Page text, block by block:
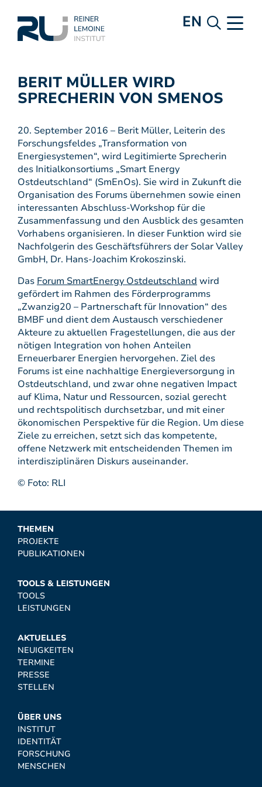
EN
BERIT MÜLLER WIRD
SPRECHERIN VON SMENOS
20. September 2016 – Berit Müller, Leiterin des
Forschungsfeldes „Transformation von
Energiesystemen“, wird Legitimierte Sprecherin
des Initialkonsortiums „Smart Energy
Ostdeutschland“ (SmEnOs). Sie wird in Zukunft die
Organisation des Forums übernehmen sowie einen
interessanten Abschluss-Workshop für die
Zusammenfassung und den Ausblick des gesamten
Vorhabens organisieren. In dieser Funktion wird sie
Nachfolgerin des Geschäftsführers der Solar Valley
GmbH, Dr. Hans-Joachim Krokoszinski.
Das Forum SmartEnergy Ostdeutschland wird
gefördert im Rahmen des Förderprogramms
„Zwanzig20 – Partnerschaft für Innovation“ des
BMBF und dient dem Austausch verschiedener
Akteure zu aktuellen Fragestellungen, die aus der
nötigen Integration von hohen Anteilen
Erneuerbarer Energien hervorgehen. Ziel des
Forums ist eine nachhaltige Energieversorgung in
Ostdeutschland, und zwar ohne negativen Impact
auf Klima, Natur und Ressourcen, sozial gerecht
und rechtspolitisch durchsetzbar, und mit einer
ökonomischen Perspektive für die Region. Um diese
Ziele zu erreichen, setzt sich das kompetente,
offene Netzwerk mit entscheidenden Themen im
interdisziplinären Diskurs auseinander.
© Foto: RLI
THEMEN
PROJEKTE
PUBLIKATIONEN
TOOLS & LEISTUNGEN
TOOLS
LEISTUNGEN
AKTUELLES
NEUIGKEITEN
TERMINE
PRESSE
STELLEN
ÜBER UNS
INSTITUT
IDENTITÄT
FORSCHUNG
MENSCHEN